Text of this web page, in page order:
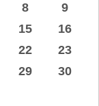
8
9
15
16
22
23
29
30